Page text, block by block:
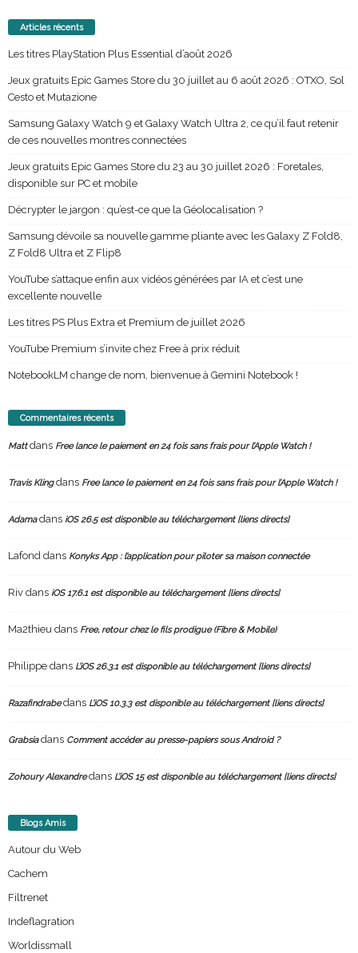
Articles récents
Les titres PlayStation Plus Essential d’août 2026
Jeux gratuits Epic Games Store du 30 juillet au 6 août 2026 : OTXO, Sol
Cesto et Mutazione
Samsung Galaxy Watch 9 et Galaxy Watch Ultra 2, ce qu’il faut retenir
de ces nouvelles montres connectées
Jeux gratuits Epic Games Store du 23 au 30 juillet 2026 : Foretales,
disponible sur PC et mobile
Décrypter le jargon : qu’est-ce que la Géolocalisation ?
Samsung dévoile sa nouvelle gamme pliante avec les Galaxy Z Fold8,
Z Fold8 Ultra et Z Flip8
YouTube s’attaque enfin aux vidéos générées par IA et c’est une
excellente nouvelle
Les titres PS Plus Extra et Premium de juillet 2026
YouTube Premium s’invite chez Free à prix réduit
NotebookLM change de nom, bienvenue à Gemini Notebook !
Commentaires récents
Mattdans Free lance le paiement en 24 fois sans frais pour l’Apple Watch !
Travis Klingdans Free lance le paiement en 24 fois sans frais pour l’Apple Watch !
Adamadans iOS 26.5 est disponible au téléchargement [liens directs]
Lafond dans Konyks App : l’application pour piloter sa maison connectée
Riv dans iOS 17.6.1 est disponible au téléchargement [liens directs]
Ma2thieu dans Free, retour chez le fils prodigue (Fibre & Mobile)
Philippe dans L’iOS 26.3.1 est disponible au téléchargement [liens directs]
Razafindrabedans L’iOS 10.3.3 est disponible au téléchargement [liens directs]
Grabsiadans Comment accéder au presse-papiers sous Android ?
Zohoury Alexandredans L’iOS 15 est disponible au téléchargement [liens directs]
Blogs Amis
Autour du Web
Cachem
Filtrenet
Indeflagration
Worldissmall